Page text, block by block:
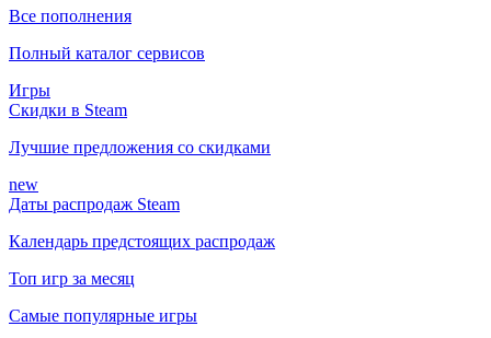
Все пополнения
Полный каталог сервисов
Игры
Скидки в Steam
Лучшие предложения со скидками
new
Даты распродаж Steam
Календарь предстоящих распродаж
Топ игр за месяц
Самые популярные игры